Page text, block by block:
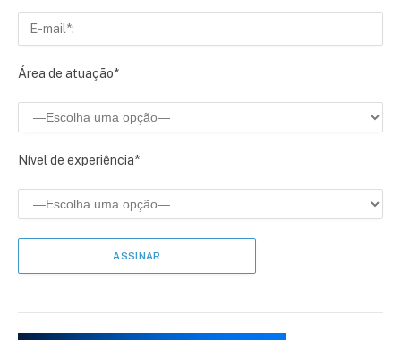
Área de atuação*
Nível de experiência*